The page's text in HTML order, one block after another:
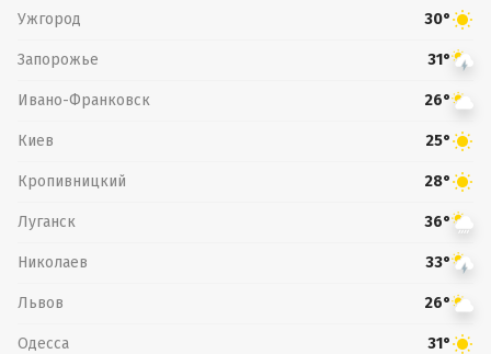
Ужгород 30°
Запорожье 31°
Ивано-Франковск 26°
Киев 25°
Кропивницкий 28°
Луганск 36°
Николаев 33°
Львов 26°
Одесса 31°